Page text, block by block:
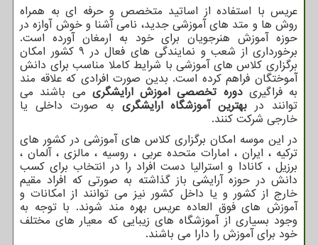
عریس با استفاده از اساتید متخصص و حرفه ای به همراه
روش ها و متد های آموزشی جدید، نامی آشنا و خوش آوازه در
حوزه آموزش هنرجویان برای خود به ارمغان آورده است.
برخورداری از شعب و نمایندگی های فعال در 9 کشور امکان
برگزاری کلاس های آموزشی با شرایط کاملا مناسب برای دانش
آموختگان فراهم کرده است. بدین صورت افرادی که علاقه مند
به فراگیریدوره تخصصی اموزش ارایشگری می باشند می
توانند در بهترین آموزشگاه ارایشگری به صورت داخلی یا
خارجی شرکت کنند.
در این موسه امکان برگزاری کلاس های آموزشی در کشور های
ترکیه ، ایران ، امارات متحده عربی ، روسیه ، مالزی ، آلمان ،
برزیل ، کانادا و استرالیا دست افراد را در انتخاب برای کسب
دانش در حوزه آرایشی باز گذاشته به صورتی که افراد مقیم
خارج از کشور و یا داخل کشور نیز می توانند از امکانات و
آموزش های فوق العاده عریس بهره مند شوند. با توجه به
وجود بسیاری از آموزشگاه های زیبایی که معیار های مختلف
خود برای آموزش را دارا می باشند.